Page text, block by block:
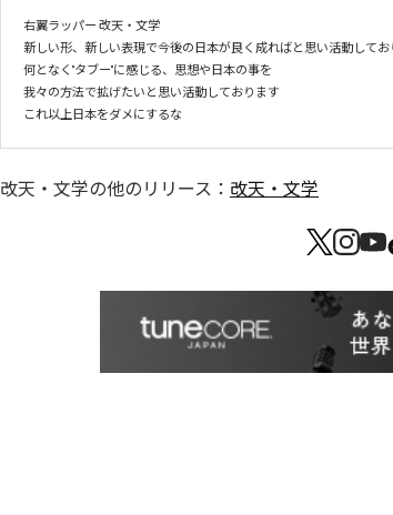
右翼ラッパー 改天・文学
新しい形、新しい表現で今後の日本が良く成ればと思い活動してお
何となく"タブー"に感じる、思想や日本の事を
我々の方法で拡げたいと思い活動しております
改天・文学の他のリリース： 改天・文学